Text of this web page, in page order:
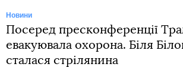
Новини
Посеред пресконференції
евакуювала охорона. Біля
сталася стрілянина